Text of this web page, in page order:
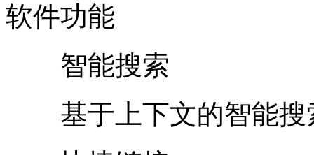
软件功能
智能搜索
基于上下文的智能搜